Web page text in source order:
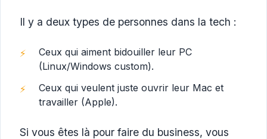
Il y a deux types de personnes dans la tech :
Ceux qui aiment bidouiller leur PC
(Linux/Windows custom).
Ceux qui veulent juste ouvrir leur Mac et
travailler (Apple).
Si vous êtes là pour faire du business, vous